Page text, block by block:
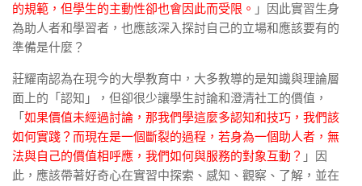
的規範，但學生的主動性卻也會因此而受限。 」因此實習生身
為助人者和學習者，也應該深入探討自己的立場和應該要有的
準備是什麼？
莊耀南認為在現今的大學教育中，大多教導的是知識與理論層
面上的「認知」，但卻很少讓學生討論和澄清社工的價值，
「 如果價值未經過討論，那我們學這麼多認知和技巧，我們該
如何實踐？而現在是一個斷裂的過程，若身為一個助人者，無
法與自己的價值相呼應，我們如何與服務的對象互動？ 」因
此，應該帶著好奇心在實習中探索、感知、觀察、了解，並在